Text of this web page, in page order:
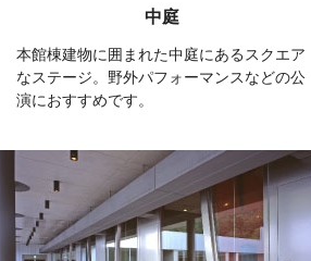
中庭
本館棟建物に囲まれた中庭にあるスクエア
なステージ。野外パフォーマンスなどの公
演におすすめです。